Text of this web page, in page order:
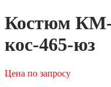
Костюм
кос-465-юз
Цена по запросу